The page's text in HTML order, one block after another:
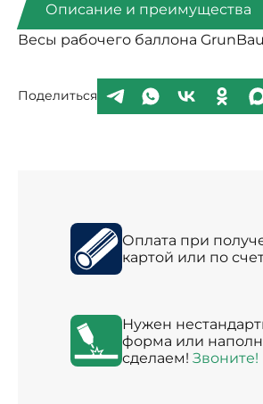
Описание и преимущества
Весы рабочего баллона
Поделиться
Оплата при
картой или по
Нужен
форма или
сделаем! Звоните!